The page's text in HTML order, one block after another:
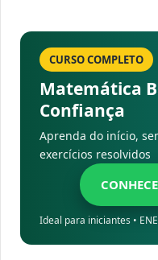
CURSO COMPLETO
Matemática
Confiança
Aprenda do início,
exercícios resolvidos
Ideal para iniciantes •